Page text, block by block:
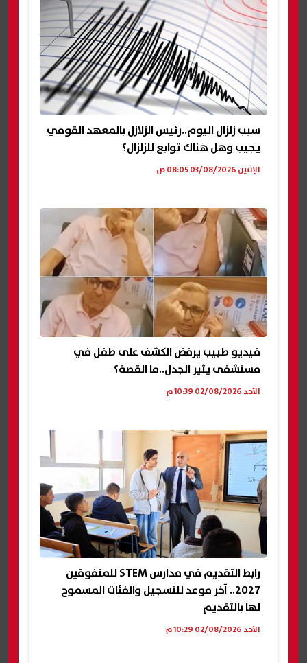
سبب زلزال اليوم..رئيس الزلازل بالمعهد القومي
يجيب وهل هناك توابع للزلزال؟
الإثنين 03/08/2026 08:05 ص
فيديو طبيب يرفض الكشف على طفل في
مستشفى يثير الجدل..ما القصة؟
الأحد 02/08/2026 10:39 م
رابط التقديم في مدارس STEM للمتفوقين
2027.. آخر موعد للتسجيل والفئات المسموح
لها بالتقديم
الأحد 02/08/2026 10:29 م